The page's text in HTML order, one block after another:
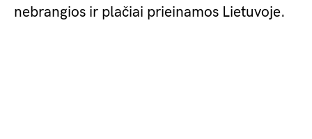
nebrangios ir plačiai prieinamos Lietuvoje.